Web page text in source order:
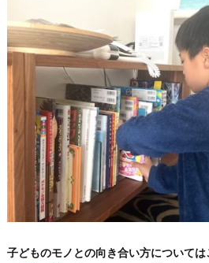
子どものモノとの向き合い方については